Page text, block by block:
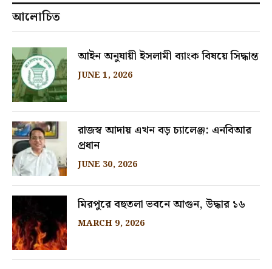
আলোচিত
আইন অনুযায়ী ইসলামী ব্যাংক বিষয়ে সিদ্ধান্ত
JUNE 1, 2026
রাজস্ব আদায় এখন বড় চ্যালেঞ্জ: এনবিআর
প্রধান
JUNE 30, 2026
মিরপুরে বহুতলা ভবনে আগুন, উদ্ধার ১৬
MARCH 9, 2026